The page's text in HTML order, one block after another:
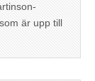
är upp till